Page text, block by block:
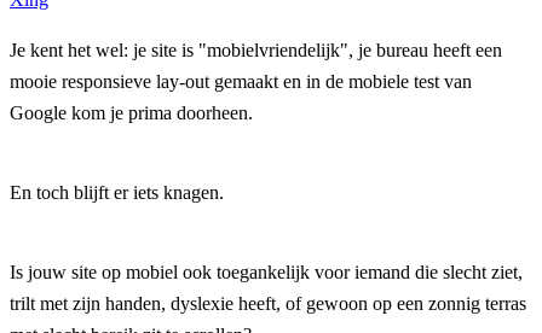
Je kent het wel: je site is "mobielvriendelijk", je bureau heeft een
mooie responsieve lay-out gemaakt en in de mobiele test van
Google kom je prima doorheen.
En toch blijft er iets knagen.
Is jouw site op mobiel ook toegankelijk voor iemand die slecht ziet,
trilt met zijn handen, dyslexie heeft, of gewoon op een zonnig terras